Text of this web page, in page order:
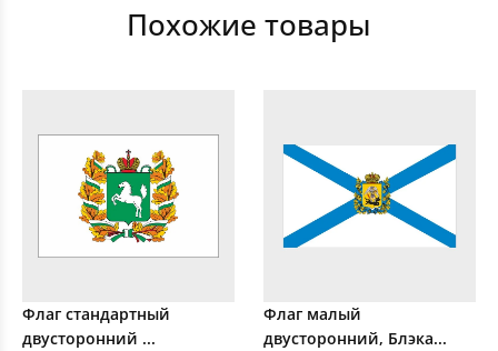
Похожие товары
Флаг стандартный
двусторонний ...
Флаг малый
двусторонний, Блэка...